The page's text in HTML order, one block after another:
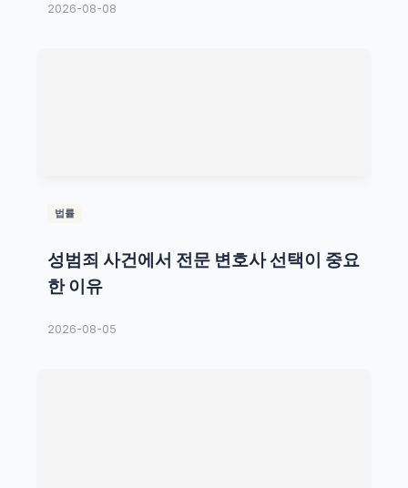
2026-08-08
법률
성범죄 사건에서 전문 변호사 선택이 중요
한 이유
2026-08-05